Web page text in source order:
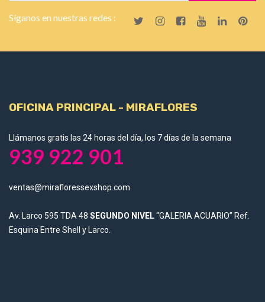
Síganos en nuestras redes :
OFICINA PRINCIPAL - MIRAFLORES
Llámanos gratis las 24 horas del día, los 7 días de la semana
939 922 901
ventas@mirafloressexshop.com
Av. Larco 595 TDA 48 SEGUNDO NIVEL“GALERIA ACUARIO” Ref.
Esquina Entre Shell y Larco.